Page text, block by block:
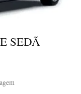
SEDÃ